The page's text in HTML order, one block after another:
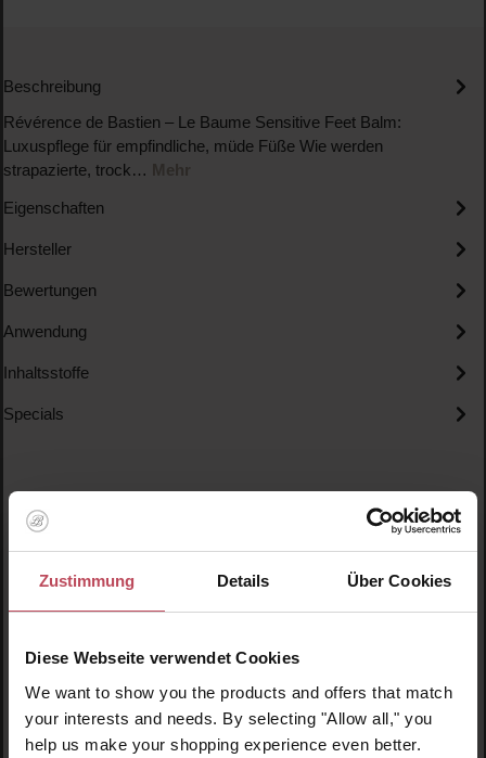
Zustimmung Details Über Cookies
Diese Webseite verwendet Cookies
We want to show you the products and offers that match
your interests and needs. By selecting "Allow all," you
help us make your shopping experience even better.
Beschreibung
Révérence de Bastien – Le Baume Sensitive Feet Balm:
Luxuspflege für empfindliche, müde Füße Wie werden
strapazierte, trock… Mehr
Eigenschaften
Hersteller
Bewertungen
Anwendung
Inhaltsstoffe
Specials
Produktgalerie überspringen
Ähnliche Produkte